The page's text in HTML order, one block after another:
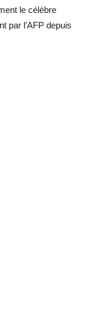
le célèbre
par l’AFP depuis